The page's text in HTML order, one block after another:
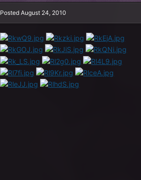
PostedAugust 24, 2010